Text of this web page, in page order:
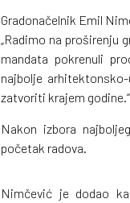
Gradonačelnik Emil
„Radimo na proširenju
mandata pokrenuli
najbolje
zatvoriti krajem godine.“
Nakon izbora
početak radova.
Nimčević je dodao